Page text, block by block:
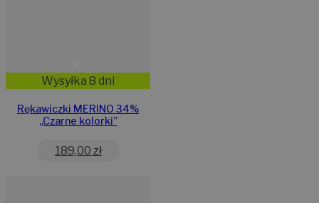
Wysyłka 8 dni
Rękawiczki MERINO 34%
,,Czarne kolorki”
189,00 zł